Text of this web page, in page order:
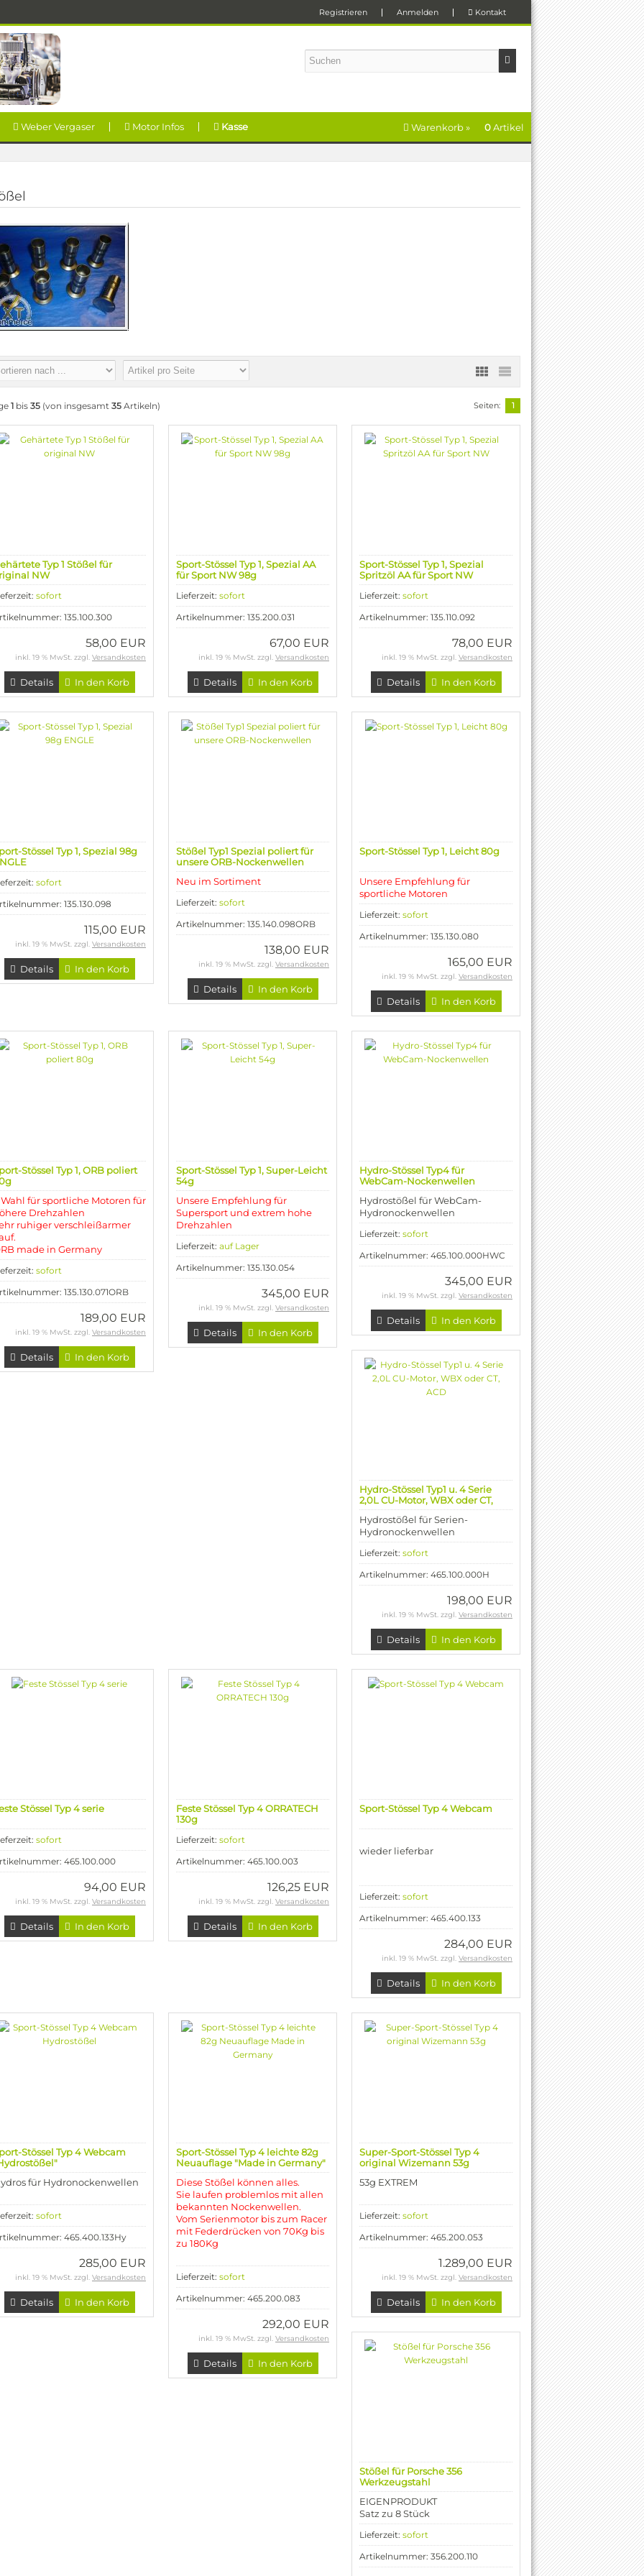
Registrieren Anmelden Kontakt
Weber Vergaser Motor Infos Kasse Warenkorb » 0Artikel
1 bis 35 (von insgesamt 35 Artikeln) Seiten: 1
Typ 1 Stößel für
NW
sofort
135.100.300
58,00 EUR
inkl. 19 % MwSt. zzgl. Versandkosten
Details In den Korb
Sport-Stössel Typ 1, Spezial AA
für Sport NW 98g
Lieferzeit: sofort
Artikelnummer: 135.200.031
67,00 EUR
inkl. 19 % MwSt. zzgl. Versandkosten
Details In den Korb
Sport-Stössel Typ 1, Spezial
Spritzöl AA für Sport NW
Lieferzeit: sofort
Artikelnummer: 135.110.092
78,00 EUR
inkl. 19 % MwSt. zzgl. Versandkosten
Details In den Korb
Stössel Typ 1, Spezial 98g
sofort
135.130.098
115,00 EUR
inkl. 19 % MwSt. zzgl. Versandkosten
Details In den Korb
Stößel Typ1 Spezial poliert für
unsere ORB-Nockenwellen
Neu im Sortiment
Lieferzeit: sofort
Artikelnummer: 135.140.098ORB
138,00 EUR
inkl. 19 % MwSt. zzgl. Versandkosten
Details In den Korb
Sport-Stössel Typ 1, Leicht 80g
Unsere Empfehlung für
sportliche Motoren
Lieferzeit: sofort
Artikelnummer: 135.130.080
165,00 EUR
inkl. 19 % MwSt. zzgl. Versandkosten
Details In den Korb
Stössel Typ 1, ORB poliert
Wahl für sportliche Motoren für
Drehzahlen
ruhiger verschleißarmer
made in Germany
sofort
135.130.071ORB
189,00 EUR
inkl. 19 % MwSt. zzgl. Versandkosten
Details In den Korb
Sport-Stössel Typ 1, Super-Leicht
54g
Unsere Empfehlung für
Supersport und extrem hohe
Drehzahlen
Lieferzeit: auf Lager
Artikelnummer: 135.130.054
345,00 EUR
inkl. 19 % MwSt. zzgl. Versandkosten
Details In den Korb
Hydro-Stössel Typ4 für
WebCam-Nockenwellen
Hydrostößel für WebCam-
Hydronockenwellen
Lieferzeit: sofort
Artikelnummer: 465.100.000HWC
345,00 EUR
inkl. 19 % MwSt. zzgl. Versandkosten
Details In den Korb
Hydro-Stössel Typ1 u. 4 Serie
2,0L CU-Motor, WBX oder CT,
ACD
Hydrostößel für Serien-
Hydronockenwellen
Lieferzeit: sofort
Artikelnummer: 465.100.000H
198,00 EUR
inkl. 19 % MwSt. zzgl. Versandkosten
Details In den Korb
Stössel Typ 4 serie
sofort
465.100.000
94,00 EUR
inkl. 19 % MwSt. zzgl. Versandkosten
Details In den Korb
Feste Stössel Typ 4 ORRATECH
130g
Lieferzeit: sofort
Artikelnummer: 465.100.003
126,25 EUR
inkl. 19 % MwSt. zzgl. Versandkosten
Details In den Korb
Sport-Stössel Typ 4 Webcam
wieder lieferbar
Lieferzeit: sofort
Artikelnummer: 465.400.133
284,00 EUR
inkl. 19 % MwSt. zzgl. Versandkosten
Details In den Korb
Stössel Typ 4 Webcam
für Hydronockenwellen
sofort
465.400.133Hy
285,00 EUR
inkl. 19 % MwSt. zzgl. Versandkosten
Details In den Korb
Sport-Stössel Typ 4 leichte 82g
Neuauflage "Made in Germany"
Diese Stößel können alles.
Sie laufen problemlos mit allen
bekannten Nockenwellen.
Vom Serienmotor bis zum Racer
mit Federdrücken von 70Kg bis
zu 180Kg
Lieferzeit: sofort
Artikelnummer: 465.200.083
292,00 EUR
inkl. 19 % MwSt. zzgl. Versandkosten
Details In den Korb
Super-Sport-Stössel Typ 4
original Wizemann 53g
53g EXTREM
Lieferzeit: sofort
Artikelnummer: 465.200.053
1.289,00 EUR
inkl. 19 % MwSt. zzgl. Versandkosten
Details In den Korb
Stößel für Porsche 356
Werkzeugstahl
EIGENPRODUKT
Satz zu 8 Stück
Lieferzeit: sofort
Artikelnummer: 356.200.110